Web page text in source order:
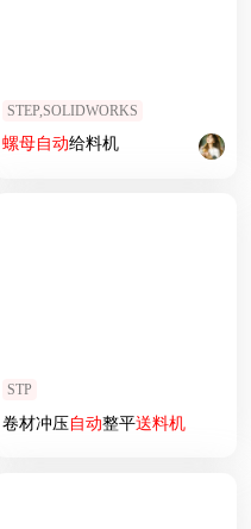
STEP,SOLIDWORKS
螺母自动给料机
三维模型
STP
卷材冲压自动整平送料机